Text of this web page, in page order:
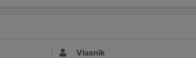
Vlasnik